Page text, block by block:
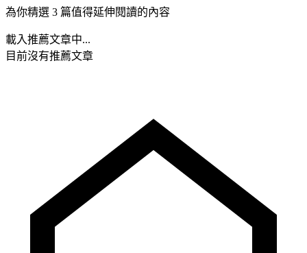
為你精選 3 篇值得延伸閱讀的內容
載入推薦文章中...
目前沒有推薦文章